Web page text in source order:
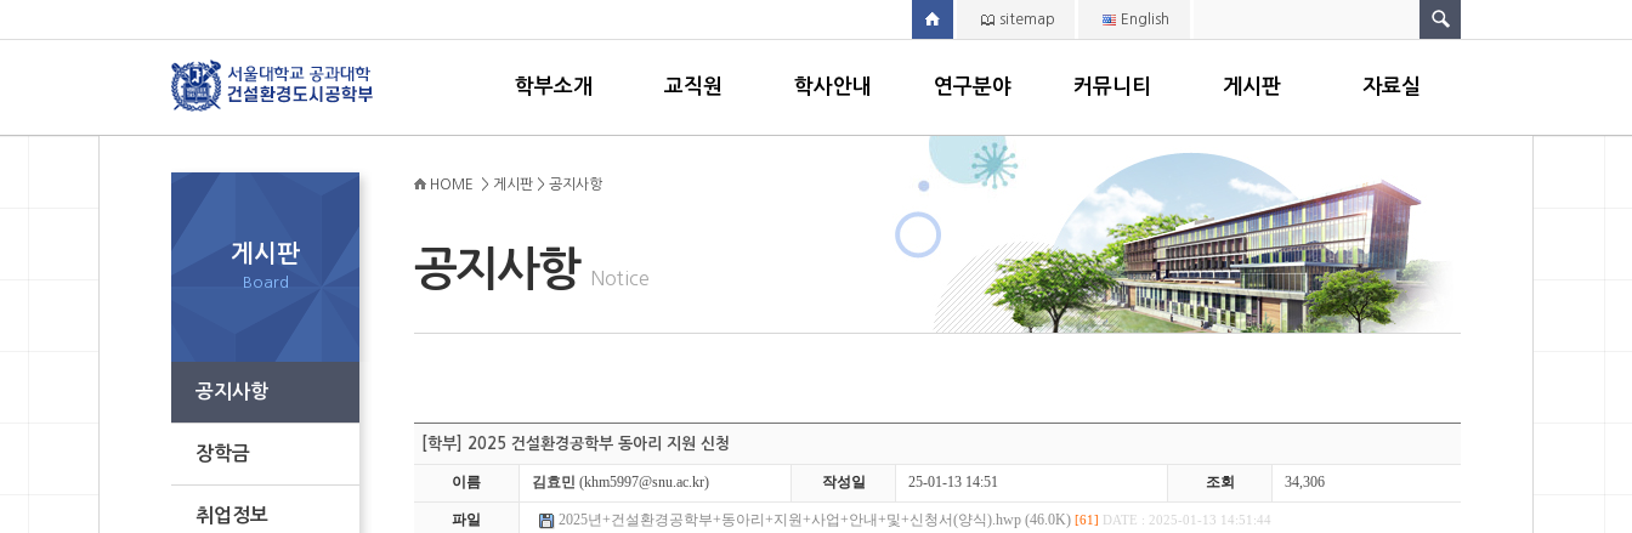
sitemap English
학부소개 교직원 학사안내 연구분야 커뮤니티 게시판 자료실
게시판
Board
공지사항
장학금
취업정보
공지사항 Notice
HOME > 게시판 > 공지사항
[학부] 2025 건설환경공학부 동아리 지원 신청
이름 김효민 (khm5997@snu.ac.kr) 작성일 25-01-13 14:51 조회 34,306
파일 2025년+건설환경공학부+동아리+지원+사업+안내+및+신청서(양식).hwp (46.0K) [61] DATE : 2025-01-13 14:51:44